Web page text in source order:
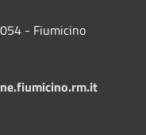
- Fiumicino